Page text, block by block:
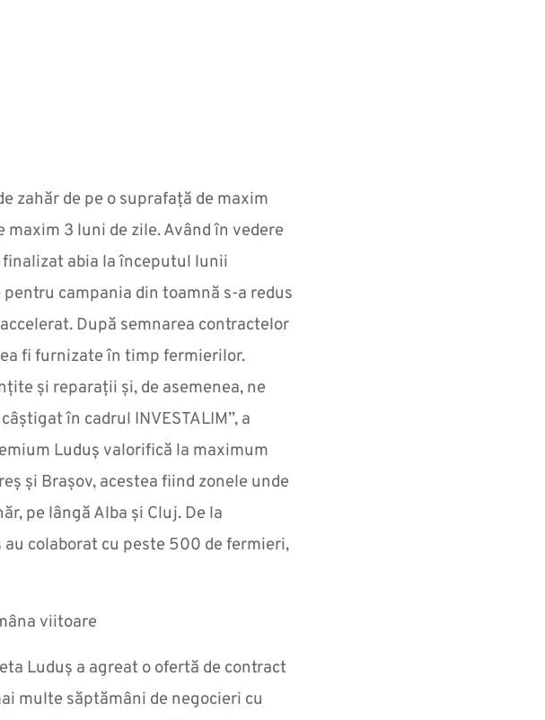
zahăr de pe o suprafață de maxim
3 luni de zile. Având în vedere
finalizat abia la începutul lunii
campania din toamnă s-a redus
După semnarea contractelor
fi furnizate în timp fermierilor.
și reparații și, de asemenea, ne
în cadrul INVESTALIM”, a
Luduș valorifică la maximum
și Brașov, acestea fiind zonele unde
pe lângă Alba și Cluj. De la
colaborat cu peste 500 de fermieri,
viitoare
Luduș a agreat o ofertă de contract
multe săptămâni de negocieri cu